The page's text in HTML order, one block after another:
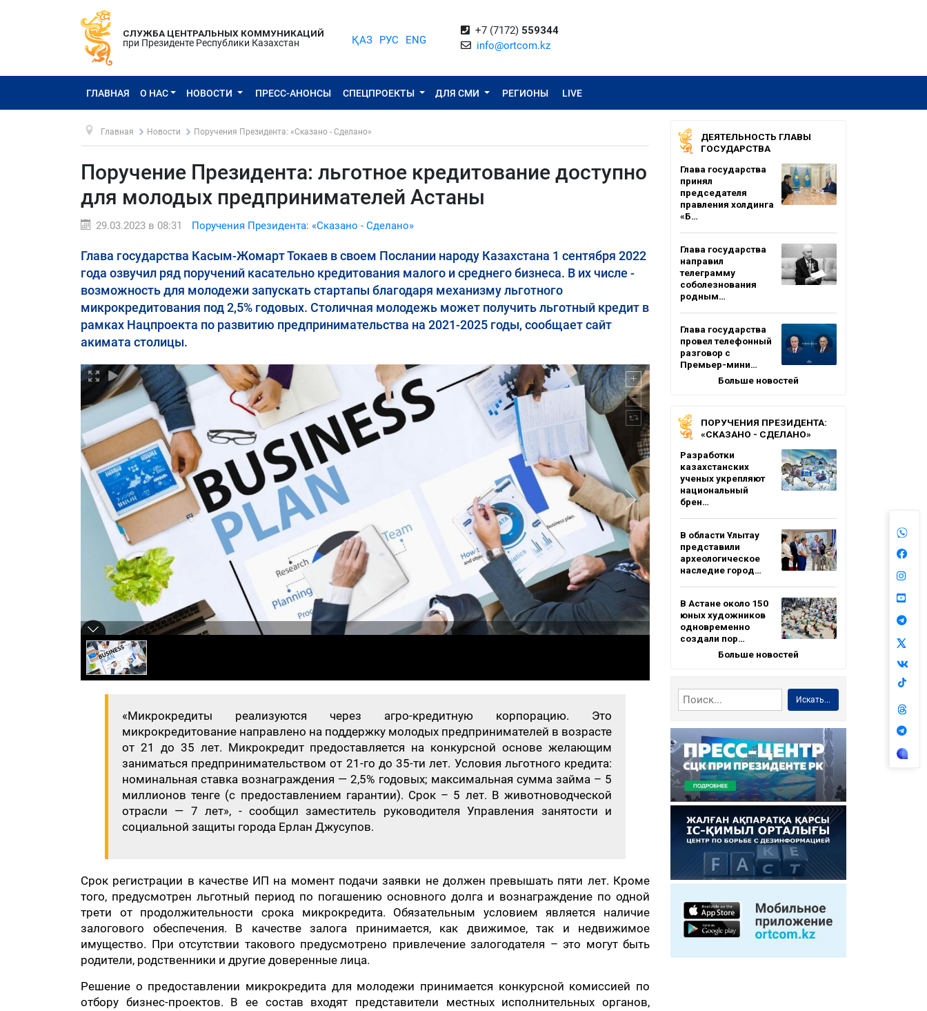
СЛУЖБА ЦЕНТРАЛЬНЫХ КОММУНИКАЦИЙ
при Президенте Республики Казахстан
ҚАЗ РУС ENG
+7 (7172) 559344
info@ortcom.kz
ГЛАВНАЯ О НАС НОВОСТИ ПРЕСС-АНОНСЫ СПЕЦПРОЕКТЫ ДЛЯ СМИ РЕГИОНЫ LIVE
Главная Новости Поручения Президента: «Сказано - Сделано»
Поручение Президента: льготное кредитование доступно
для молодых предпринимателей Астаны
29.03.2023 в 08:31 Поручения Президента: «Сказано - Сделано»
Глава государства Касым-Жомарт Токаев в своем Послании народу Казахстана 1 сентября 2022
года озвучил ряд поручений касательно кредитования малого и среднего бизнеса. В их числе -
возможность для молодежи запускать стартапы благодаря механизму льготного
микрокредитования под 2,5% годовых. Столичная молодежь может получить льготный кредит в
рамках Нацпроекта по развитию предпринимательства на 2021-2025 годы, сообщает сайт
акимата столицы.
«Микрокредиты реализуются через агро-кредитную корпорацию. Это
микрокредитование направлено на поддержку молодых предпринимателей в возрасте
от 21 до 35 лет. Микрокредит предоставляется на конкурсной основе желающим
заниматься предпринимательством от 21-го до 35-ти лет. Условия льготного кредита:
номинальная ставка вознаграждения — 2,5% годовых; максимальная сумма займа – 5
миллионов тенге (с предоставлением гарантии). Срок – 5 лет. В животноводческой
отрасли — 7 лет», - сообщил заместитель руководителя Управления занятости и
социальной защиты города Ерлан Джусупов.
Срок регистрации в качестве ИП на момент подачи заявки не должен превышать пяти лет. Кроме
того, предусмотрен льготный период по погашению основного долга и вознаграждение по одной
трети от продолжительности срока микрокредита. Обязательным условием является наличие
залогового обеспечения. В качестве залога принимается, как движимое, так и недвижимое
имущество. При отсутствии такового предусмотрено привлечение залогодателя – это могут быть
родители, родственники и другие доверенные лица.
Решение о предоставлении микрокредита для молодежи принимается конкурсной комиссией по
отбору бизнес-проектов. В ее состав входят представители местных исполнительных органов,
ДЕЯТЕЛЬНОСТЬ ГЛАВЫ
ГОСУДАРСТВА
Глава государства
принял
председателя
правления холдинга
«Б…
Глава государства
направил
телеграмму
соболезнования
родным…
Глава государства
провел телефонный
разговор с
Премьер-мини…
Больше новостей
ПОРУЧЕНИЯ ПРЕЗИДЕНТА:
«СКАЗАНО - СДЕЛАНО»
Разработки
казахстанских
ученых укрепляют
национальный
брен…
В области Ұлытау
представили
археологическое
наследие город…
В Астане около 150
юных художников
одновременно
создали пор…
Больше новостей
Искать...